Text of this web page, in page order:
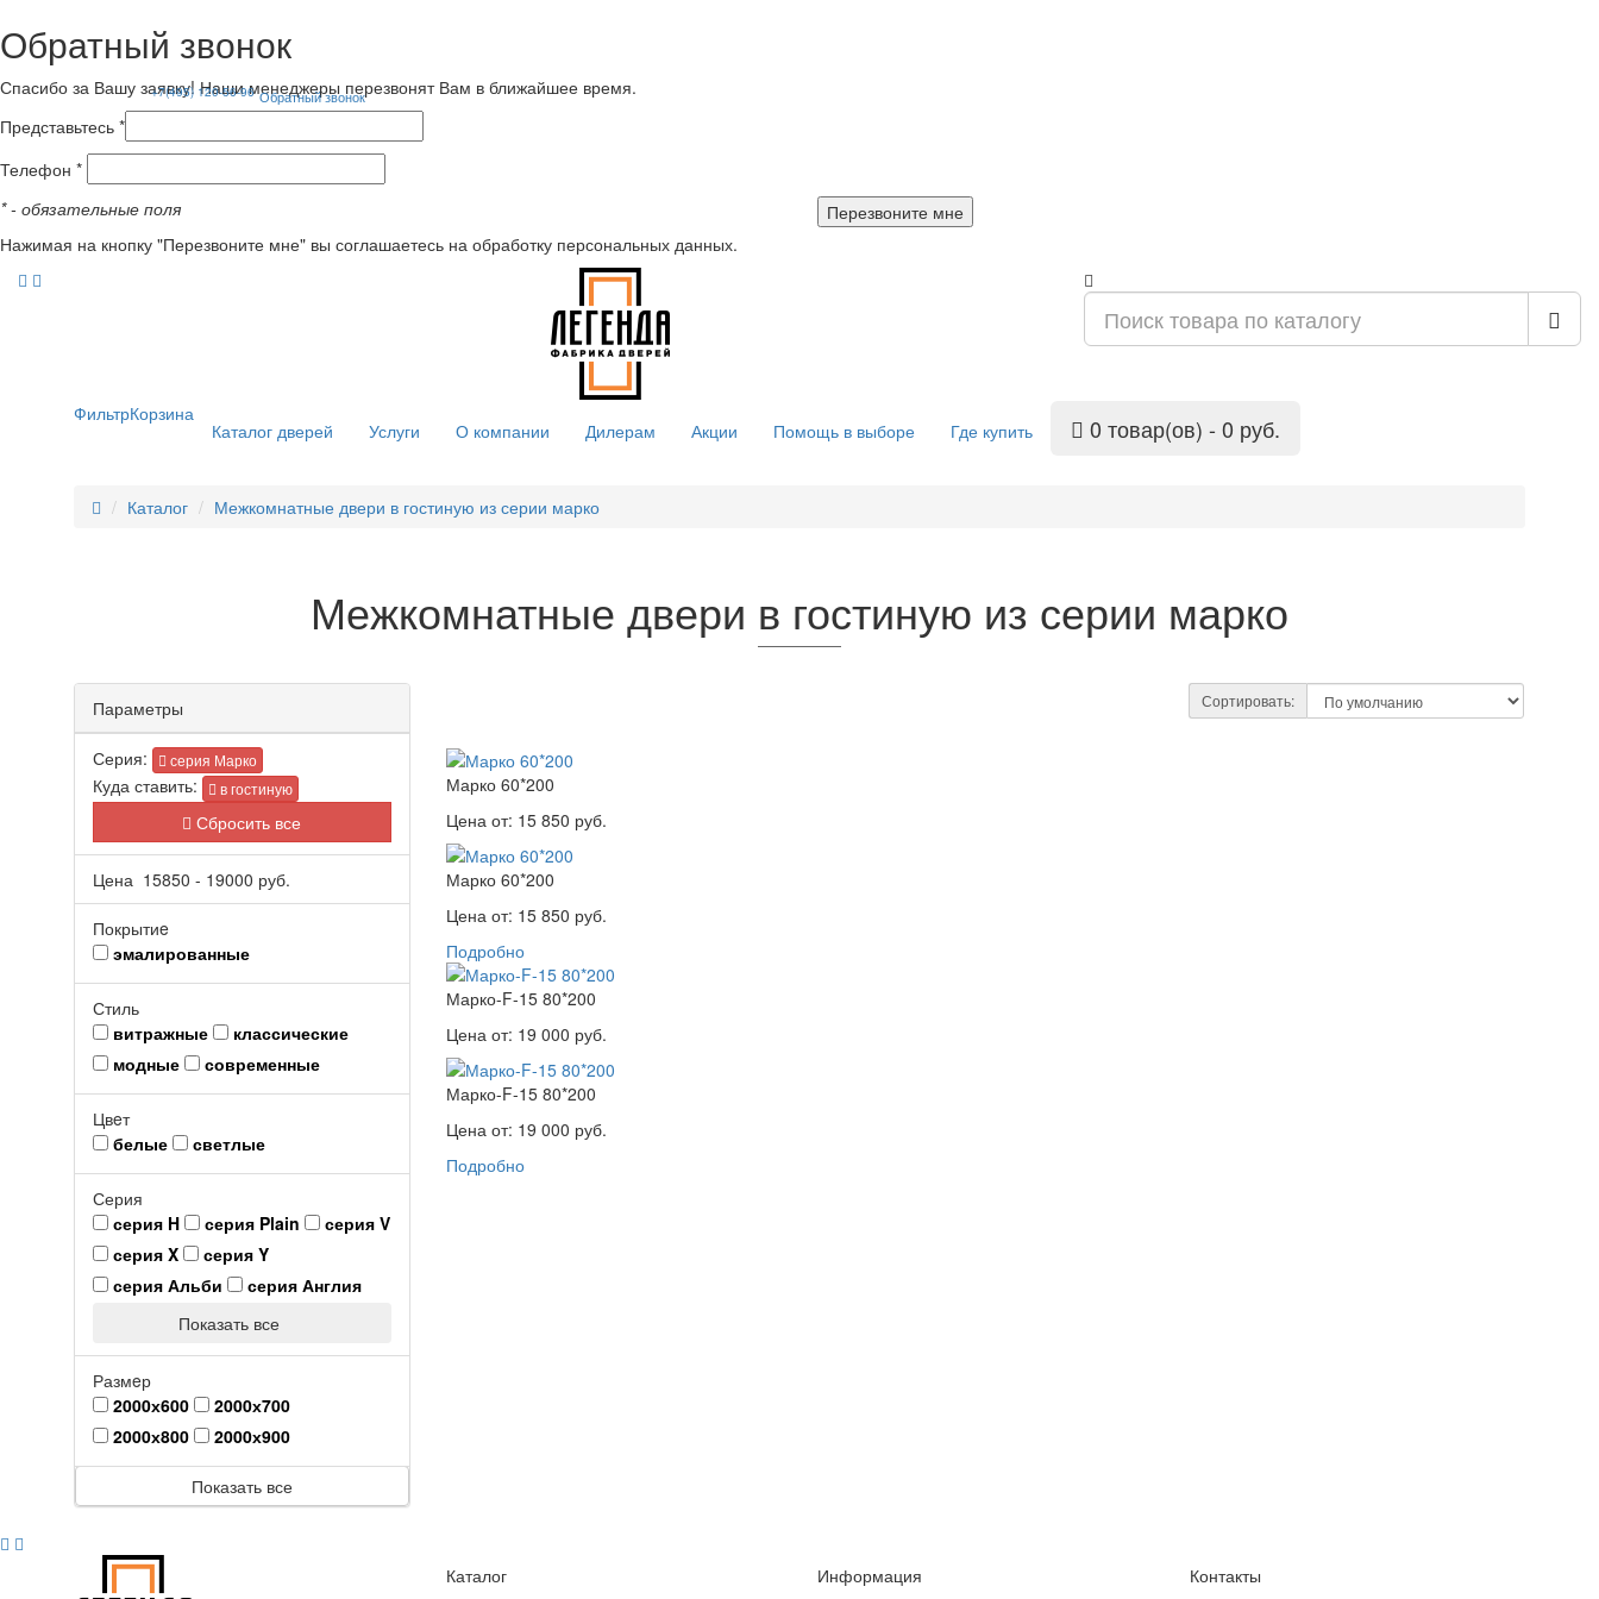
+7(495) 120-56-96 Обратный звонок
Обратный звонок
Спасибо за Вашу заявку! Наши менеджеры перезвонят Вам в ближайшее время.
Представьтесь *
Телефон *
*- обязательные поля
Нажимая на кнопку "Перезвоните мне" вы соглашаетесь на обработку персональных данных.
ФильтрКорзина
Каталог дверей Услуги О компании Дилерам Акции Помощь в выборе Где купить 0 товар(ов) - 0 руб.
Каталог Межкомнатные двери в гостиную из серии марко
Межкомнатные двери в гостиную из серии марко
Параметры
Серия: серия Марко
Куда ставить: в гостиную
Сбросить все
Цена 15850 - 19000 руб.
Покрытиe
эмалированные
Стиль
витражные
классические
модные
современные
Цвeт
белые
светлые
Серия
серия H
серия Plain
серия V
серия X
серия Y
серия Альби
серия Англия
Показать все
Размeр
2000х600
2000х700
2000х800
2000х900
Показать все
Сортировать:
Марко 60*200
Цена от: 15 850 руб.
Марко 60*200
Цена от: 15 850 руб.
Подробно
Марко-F-15 80*200
Цена от: 19 000 руб.
Марко-F-15 80*200
Цена от: 19 000 руб.
Подробно
Каталог
Информация
Контакты